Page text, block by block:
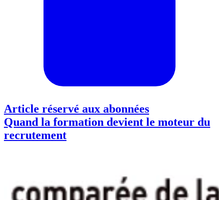
Article réservé aux abonnées
Quand la formation devient le moteur du
recrutement